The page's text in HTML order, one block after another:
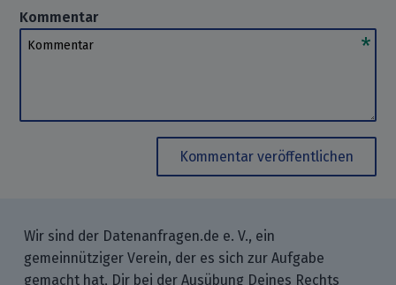
Kommentar
Kommentar
Kommentar veröffentlichen
Wir sind der Datenanfragen.de e. V., ein
gemeinnütziger Verein, der es sich zur Aufgabe
gemacht hat, Dir bei der Ausübung Deines Rechts